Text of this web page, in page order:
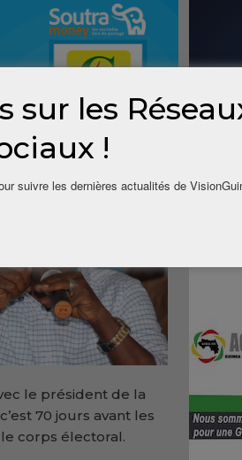
le président de la
70 jours avant les
corps électoral.
sur les
!
suivre les dernières actualités de